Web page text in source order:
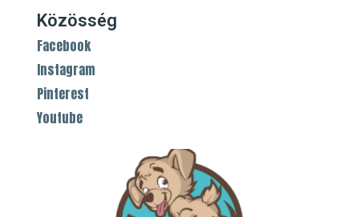
Közösség
Facebook
Instagram
Pinterest
Youtube